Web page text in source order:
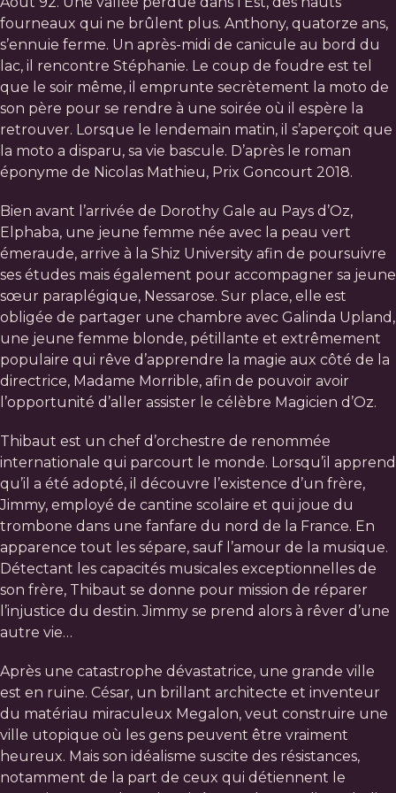
fourneaux qui ne brûlent plus. Anthony, quatorze ans,
s’ennuie ferme. Un après-midi de canicule au bord du
lac, il rencontre Stéphanie. Le coup de foudre est tel
que le soir même, il emprunte secrètement la moto de
son père pour se rendre à une soirée où il espère la
retrouver. Lorsque le lendemain matin, il s’aperçoit que
la moto a disparu, sa vie bascule. D’après le roman
éponyme de Nicolas Mathieu, Prix Goncourt 2018.
Bien avant l’arrivée de Dorothy Gale au Pays d’Oz,
Elphaba, une jeune femme née avec la peau vert
émeraude, arrive à la Shiz University afin de poursuivre
ses études mais également pour accompagner sa jeune
sœur paraplégique, Nessarose. Sur place, elle est
obligée de partager une chambre avec Galinda Upland,
une jeune femme blonde, pétillante et extrêmement
populaire qui rêve d’apprendre la magie aux côté de la
directrice, Madame Morrible, afin de pouvoir avoir
l’opportunité d’aller assister le célèbre Magicien d’Oz.
Thibaut est un chef d’orchestre de renommée
internationale qui parcourt le monde. Lorsqu’il apprend
qu’il a été adopté, il découvre l’existence d’un frère,
Jimmy, employé de cantine scolaire et qui joue du
trombone dans une fanfare du nord de la France. En
apparence tout les sépare, sauf l’amour de la musique.
Détectant les capacités musicales exceptionnelles de
son frère, Thibaut se donne pour mission de réparer
l’injustice du destin. Jimmy se prend alors à rêver d’une
autre vie…
Après une catastrophe dévastatrice, une grande ville
est en ruine. César, un brillant architecte et inventeur
du matériau miraculeux Megalon, veut construire une
ville utopique où les gens peuvent être vraiment
heureux. Mais son idéalisme suscite des résistances,
notamment de la part de ceux qui détiennent le